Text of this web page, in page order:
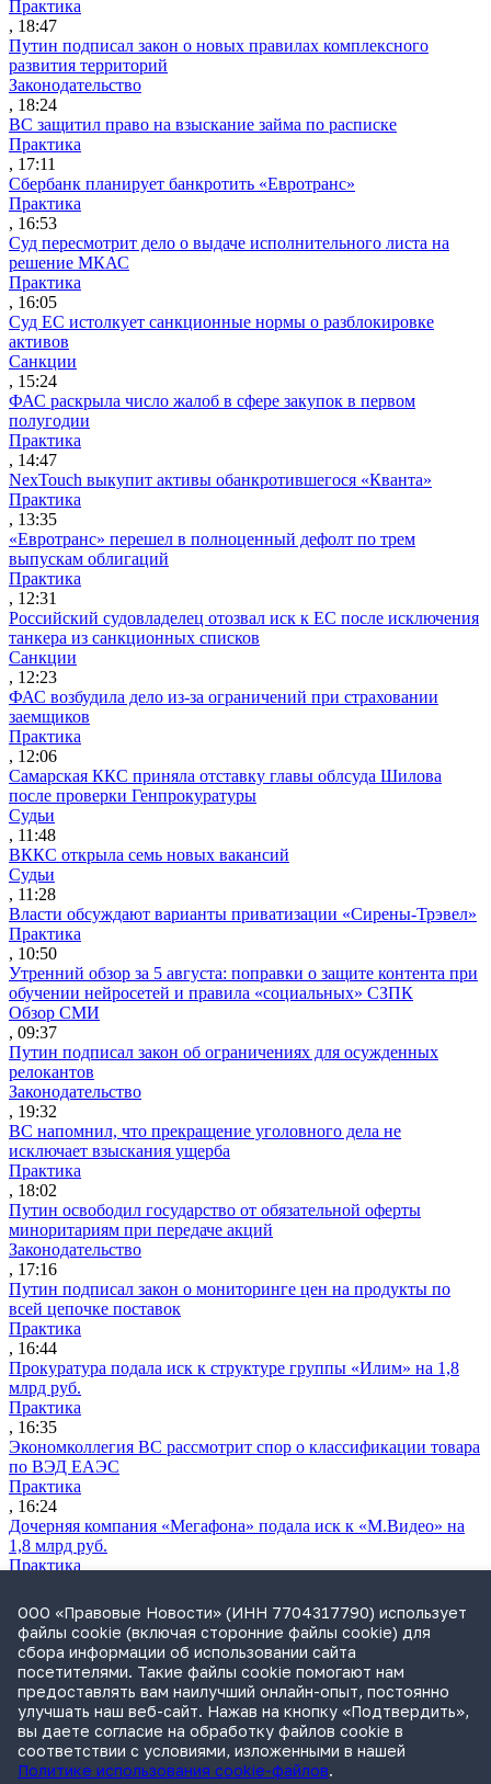
Практика
, 18:47
Путин подписал закон о новых правилах комплексного
развития территорий
Законодательство
, 18:24
ВС защитил право на взыскание займа по расписке
Практика
, 17:11
Сбербанк планирует банкротить «Евротранс»
Практика
, 16:53
Суд пересмотрит дело о выдаче исполнительного листа на
решение МКАС
Практика
, 16:05
Суд ЕС истолкует санкционные нормы о разблокировке
активов
Санкции
, 15:24
ФАС раскрыла число жалоб в сфере закупок в первом
полугодии
Практика
, 14:47
NexTouch выкупит активы обанкротившегося «Кванта»
Практика
, 13:35
«Евротранс» перешел в полноценный дефолт по трем
выпускам облигаций
Практика
, 12:31
Российский судовладелец отозвал иск к ЕС после исключения
танкера из санкционных списков
Санкции
, 12:23
ФАС возбудила дело из-за ограничений при страховании
заемщиков
Практика
, 12:06
Самарская ККС приняла отставку главы облсуда Шилова
после проверки Генпрокуратуры
Судьи
, 11:48
ВККС открыла семь новых вакансий
Судьи
, 11:28
Власти обсуждают варианты приватизации «Сирены-Трэвел»
Практика
, 10:50
Утренний обзор за 5 августа: поправки о защите контента при
обучении нейросетей и правила «социальных» СЗПК
Обзор СМИ
, 09:37
Путин подписал закон об ограничениях для осужденных
релокантов
Законодательство
, 19:32
ВС напомнил, что прекращение уголовного дела не
исключает взыскания ущерба
Практика
, 18:02
Путин освободил государство от обязательной оферты
миноритариям при передаче акций
Законодательство
, 17:16
Путин подписал закон о мониторинге цен на продукты по
всей цепочке поставок
Практика
, 16:44
Прокуратура подала иск к структуре группы «Илим» на 1,8
млрд руб.
Практика
, 16:35
Экономколлегия ВС рассмотрит спор о классификации товара
по ВЭД ЕАЭС
Практика
, 16:24
Дочерняя компания «Мегафона» подала иск к «М.Видео» на
1,8 млрд руб.
Практика
СИП проверит отмену патента на систему управления
устройствами после возражений «Яндекса»
Практика
, 15:17
Суды 10 стран рассматривают иски российской «дочки»
Google о возврате дивидендов
Международная практика
, 14:09
ООО «Правовые Новости» (ИНН 7704317790) использует
файлы cookie (включая сторонние файлы cookie) для
сбора информации об использовании сайта
посетителями. Такие файлы cookie помогают нам
предоставлять вам наилучший онлайн-опыт, постоянно
улучшать наш веб-сайт. Нажав на кнопку «Подтвердить»,
вы даете согласие на обработку файлов cookie в
соответствии с условиями, изложенными в нашей
Политике использования cookie-файлов.